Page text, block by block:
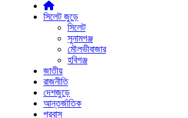
সিলেট জুড়ে
সিলেট
সুনামগঞ্জ
মৌলভীবাজার
হবিগঞ্জ
জাতীয়
রাজনীতি
দেশজুড়ে
আন্তর্জাতিক
প্রবাস